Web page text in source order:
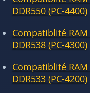
DDR550 (PC-4400)
Compatiblité RAM
DDR538 (PC-4300)
Compatiblité RAM
DDR533 (PC-4200)